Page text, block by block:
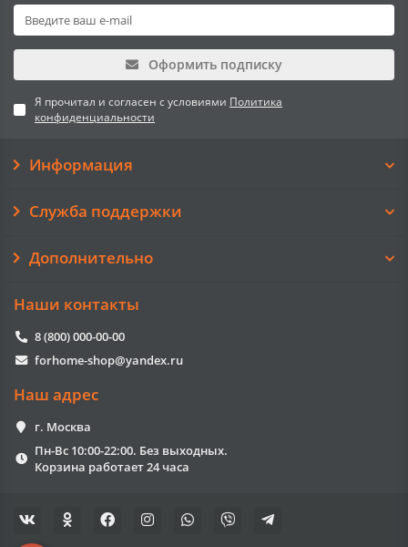
Оформить подписку
Я прочитал и согласен с условиями Политика
конфиденциальности
Информация
Служба поддержки
Дополнительно
Наши контакты
8 (800) 000-00-00
forhome-shop@yandex.ru
Наш адрес
г. Москва
Пн-Вс 10:00-22:00. Без выходных.
Корзина работает 24 часа